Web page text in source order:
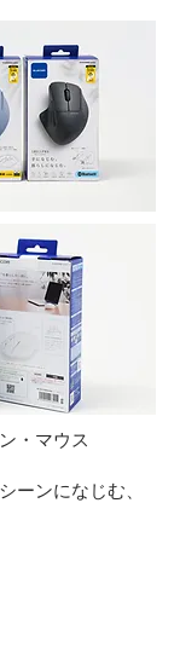
・マウス
ーンになじむ、